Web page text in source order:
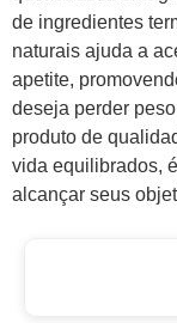
de ingredientes
naturais ajuda a
apetite,
deseja perder
produto de
vida equilibrados,
alcançar seus